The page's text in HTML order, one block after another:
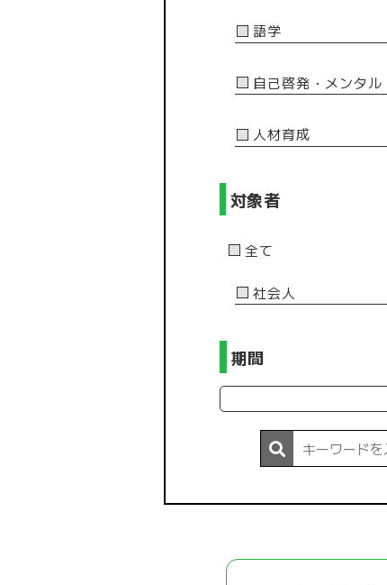
語学
自己啓発・メンタル
人材育成
対象者
全て
社会人
期間